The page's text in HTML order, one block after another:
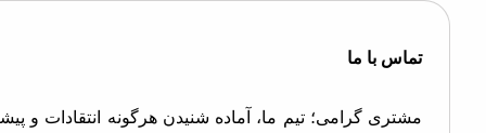
با ما
گرامی؛ تیم ما، آماده شنیدن هرگونه انتقادات و پیشنهادات